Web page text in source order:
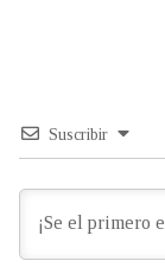
Suscribir